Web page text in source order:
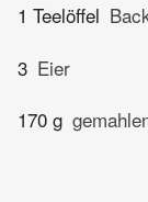
1 Teelöffel
3 Eier
170 g